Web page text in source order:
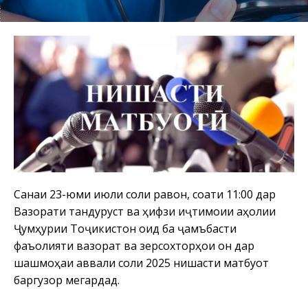
Санаи 23-юми июли соли равон, соати 11:00 дар
Вазорати тандурустӣ ва ҳифзи иҷтимоии аҳолии
Ҷумҳурии Тоҷикистон оид ба ҷамъбасти
фаъолияти вазорат ва зерсохторҳои он дар
шашмоҳаи аввали соли 2025 нишасти матбуотӣ
баргузор мегардад.